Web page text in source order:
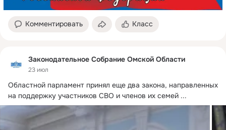
Комментировать Класс
Законодательное Собрание Омской Области
23 июл
Областной парламент принял еще два закона, направленных
на поддержку участников СВО и членов их семей ...